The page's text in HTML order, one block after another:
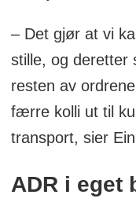
– Det gjør at vi
stille, og deretter
resten av
færre kolli ut til
transport, sier
ADR i eget